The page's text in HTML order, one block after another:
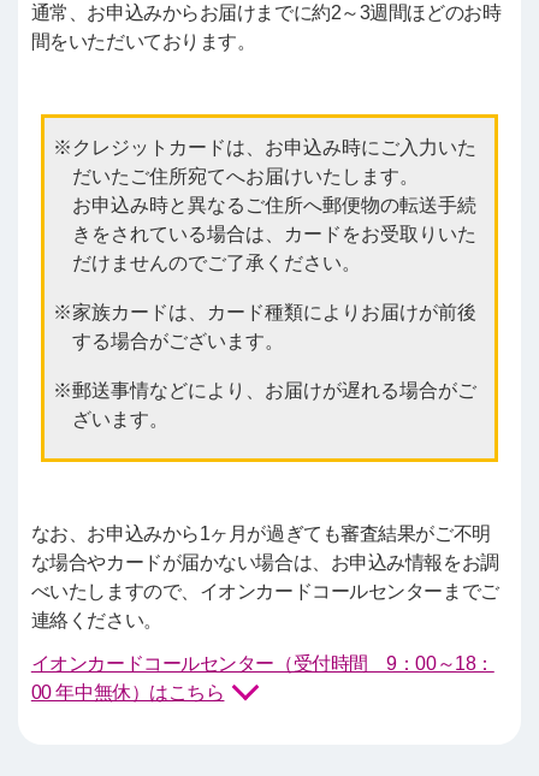
通常、お申込みからお届けまでに約2～3週間ほどのお時
間をいただいております。
クレジットカードは、お申込み時にご入力いた
だいたご住所宛てへお届けいたします。
お申込み時と異なるご住所へ郵便物の転送手続
きをされている場合は、カードをお受取りいた
だけませんのでご了承ください。
家族カードは、カード種類によりお届けが前後
する場合がございます。
郵送事情などにより、お届けが遅れる場合がご
ざいます。
なお、お申込みから1ヶ月が過ぎても審査結果がご不明
な場合やカードが届かない場合は、お申込み情報をお調
べいたしますので、イオンカードコールセンターまでご
連絡ください。
イオンカードコールセンター（受付時間 9：00～18：
00 年中無休）はこちら